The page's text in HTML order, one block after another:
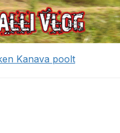
Kanava poolt